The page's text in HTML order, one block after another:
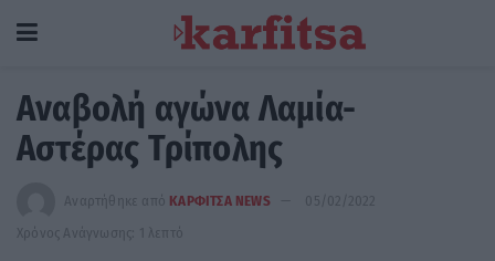
Αναβολή αγώνα Λαμία-
Αστέρας Τρίπολης
Αναρτήθηκε από ΚΑΡΦΙΤΣΑ NEWS
05/02/2022
Χρόνος Ανάγνωσης: 1 λεπτό